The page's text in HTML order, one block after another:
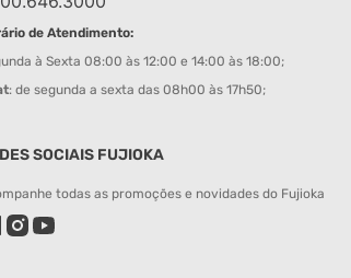
de Atendimento:
à Sexta 08:00 às 12:00 e 14:00 às 18:00;
: de segunda a sexta das 08h00 às 17h50;
SOCIAIS FUJIOKA
todas as promoções e novidades do Fujioka